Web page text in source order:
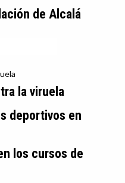
de Alcalá
la viruela
deportivos en
los cursos de